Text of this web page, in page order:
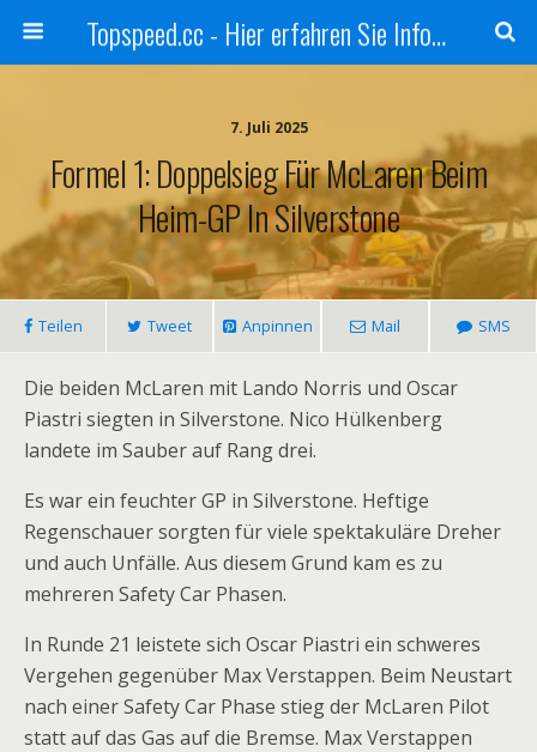
Topspeed.cc - Hier erfahren Sie Infos über die Rennsportszene mit Vollgas
7. Juli 2025
Formel 1: Doppelsieg Für McLaren Beim
Heim-GP In Silverstone
Teilen Tweet Anpinnen Mail SMS
Die beiden McLaren mit Lando Norris und Oscar
Piastri siegten in Silverstone. Nico Hülkenberg
landete im Sauber auf Rang drei.
Es war ein feuchter GP in Silverstone. Heftige
Regenschauer sorgten für viele spektakuläre Dreher
und auch Unfälle. Aus diesem Grund kam es zu
mehreren Safety Car Phasen.
In Runde 21 leistete sich Oscar Piastri ein schweres
Vergehen gegenüber Max Verstappen. Beim Neustart
nach einer Safety Car Phase stieg der McLaren Pilot
statt auf das Gas auf die Bremse. Max Verstappen